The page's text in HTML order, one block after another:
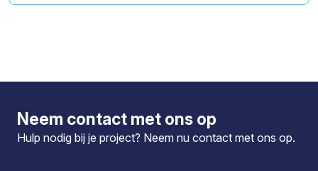
Neem contact met ons op
Hulp nodig bij je project? Neem nu contact met ons op.